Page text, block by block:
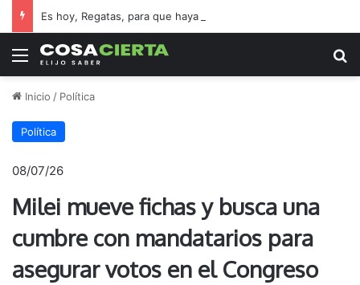
Es hoy, Regatas, para que haya mañana
Menú
Inicio / Política
Política
08/07/26
Milei mueve fichas y busca una
cumbre con mandatarios para
asegurar votos en el Congreso